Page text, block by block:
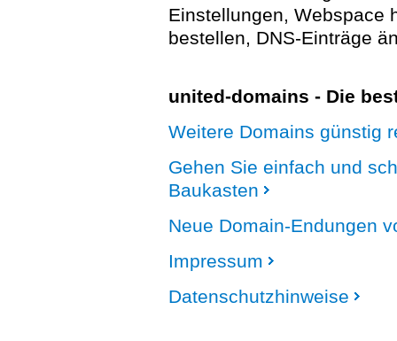
Einstellungen, Webspace
bestellen, DNS-Einträge
united-domains - Die
Weitere Domains günstig
Gehen Sie einfach und
Baukasten
Neue Domain-Endungen
Impressum
Datenschutzhinweise